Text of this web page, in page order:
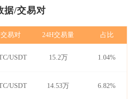
据/交易对
交易对 24H交易量 占比
USDT 15.2万 1.04%
USDT 14.53万 6.82%